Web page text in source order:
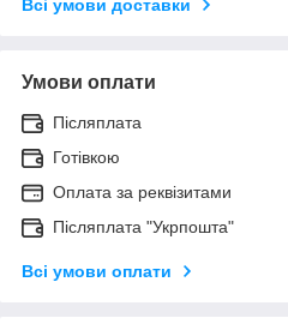
Всі умови доставки
Умови оплати
Післяплата
Готівкою
Оплата за реквізитами
Післяплата "Укрпошта"
Всі умови оплати